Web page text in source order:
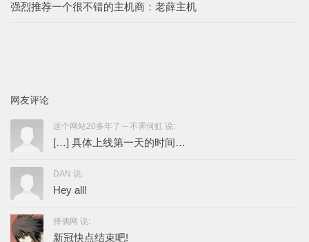
强烈推荐一个很不错的主机商：老薛主机
网友评论
这个网站20多年了 – 不霁何虹 说:
[…] 具体上线第一天的时间…
DAN 说:
Hey all!
择偶网 说:
新冠快点结束吧!